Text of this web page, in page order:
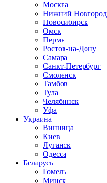
Москва
Нижний Новгород
Новосибирск
Омск
Пермь
Ростов-на-Дону
Самара
Санкт-Петербург
Смоленск
Тамбов
Тула
Челябинск
Уфа
Украина
Винница
Киев
Луганск
Одесса
Беларусь
Гомель
Минск